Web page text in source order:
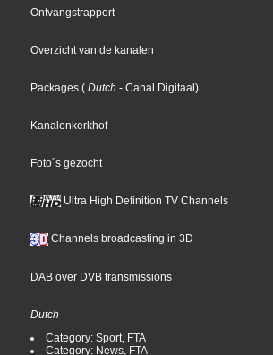
Ontvangstrapport
Overzicht van de kanalen
Packages ( Dutch - Canal Digitaal)
Kanalenkerkhof
Foto´s gezocht
Ultra High Definition TV Channels
Channels broadcasting in 3D
DAB over DVB transmissions
Dutch
Category: Sport, FTA
Category: News, FTA